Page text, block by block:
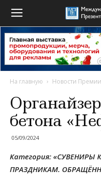
На главную Новости Премии
бетона
05/09/2024
Категория:
ПРАЗДНИКАМ.